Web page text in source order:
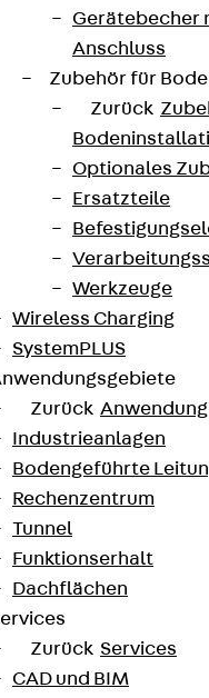
Gerätebecher
Anschluss
Zubehör für
Zurück
Optionales
Ersatzteile
Werkzeuge
Wireless Charging
SystemPLUS
Zurück
Industrieanlagen
Bodengeführte
Rechenzentrum
Tunnel
Funktionserhalt
Dachflächen
Zurück Services
CAD und BIM